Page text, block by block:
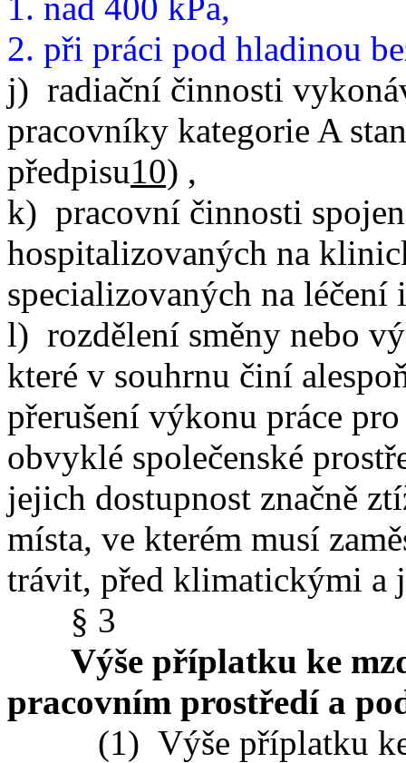
2. při práci pod hladinou
j) radiační činnosti
pracovníky kategorie A
předpisu10) ,
k) pracovní činnosti
hospitalizovaných na
specializovaných na
l) rozdělení směny nebo
které v souhrnu činí
přerušení výkonu práce
obvyklé společenské
jejich dostupnost značně
místa, ve kterém musí
trávit, před klimatickými
§ 3
Výše příplatku ke
pracovním prostředí a
(1) Výše příplatku ke